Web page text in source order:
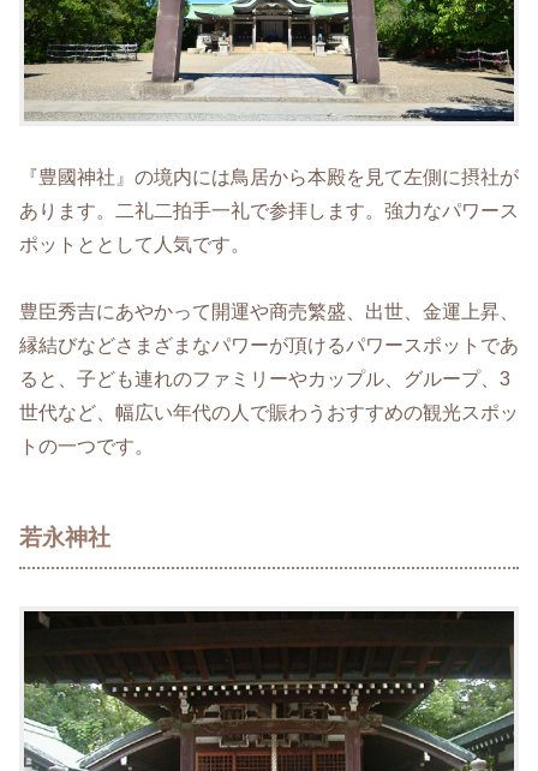
『豊國神社』の境内には鳥居から本殿を見て左側に摂社が
あります。二礼二拍手一礼で参拝します。強力なパワース
ポットととして人気です。
豊臣秀吉にあやかって開運や商売繁盛、出世、金運上昇、
縁結びなどさまざまなパワーが頂けるパワースポットであ
ると、子ども連れのファミリーやカップル、グループ、3
世代など、幅広い年代の人で賑わうおすすめの観光スポッ
トの一つです。
若永神社